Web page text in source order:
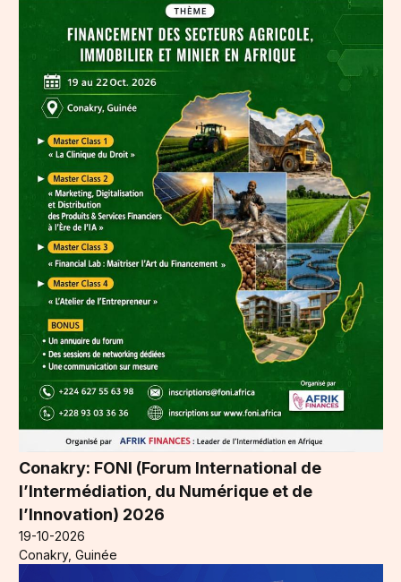
Conakry: FONI (Forum International de
l’Intermédiation, du Numérique et de
l’Innovation) 2026
19-10-2026
Conakry, Guinée